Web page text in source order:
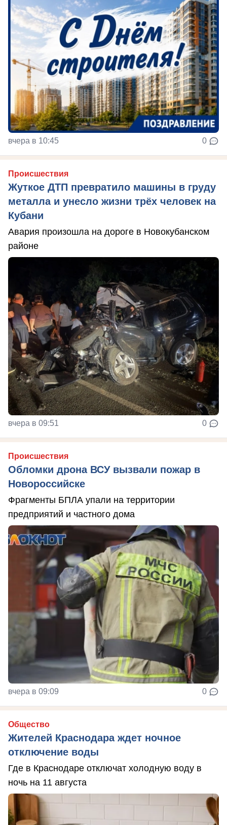
вчера в 10:45 0
Происшествия
Жуткое ДТП превратило машины в груду
металла и унесло жизни трёх человек на
Кубани
Авария произошла на дороге в Новокубанском
районе
вчера в 09:51 0
Происшествия
Обломки дрона ВСУ вызвали пожар в
Новороссийске
Фрагменты БПЛА упали на территории
предприятий и частного дома
вчера в 09:09 0
Общество
Жителей Краснодара ждет ночное
отключение воды
Где в Краснодаре отключат холодную воду в
ночь на 11 августа